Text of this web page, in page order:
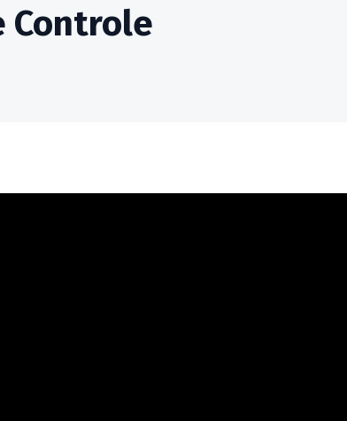
Controle